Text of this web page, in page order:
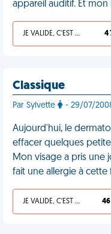
appareil auditif. Et mon
JE VALIDE, C'EST UNE VDM 4
Classique
Par Sylvette - 29/07/
Aujourd'hui, le
effacer quelques
Mon visage a pris une
fait une allergie à cette
JE VALIDE, C'EST UNE VDM 46